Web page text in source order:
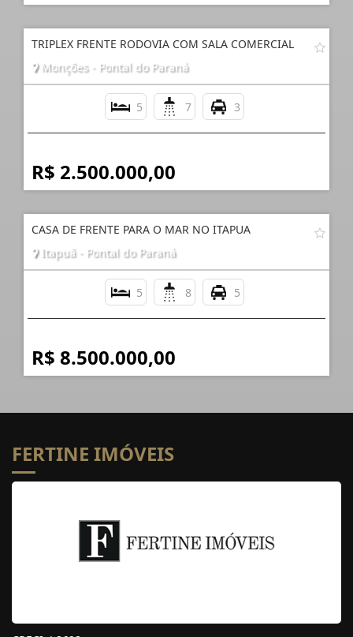
TRIPLEX FRENTE RODOVIA COM SALA COMERCIAL
Monções - Pontal do Paraná
5 7 3
R$ 2.500.000,00
CASA DE FRENTE PARA O MAR NO ITAPUA
Itapuã - Pontal do Paraná
5 8 5
R$ 8.500.000,00
FERTINE IMÓVEIS